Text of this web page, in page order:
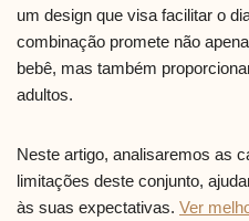
um design que visa facilitar o
combinação promete não
bebê, mas também
adultos.
Neste artigo, analisaremos as
limitações deste conjunto,
às suas expectativas. Ver